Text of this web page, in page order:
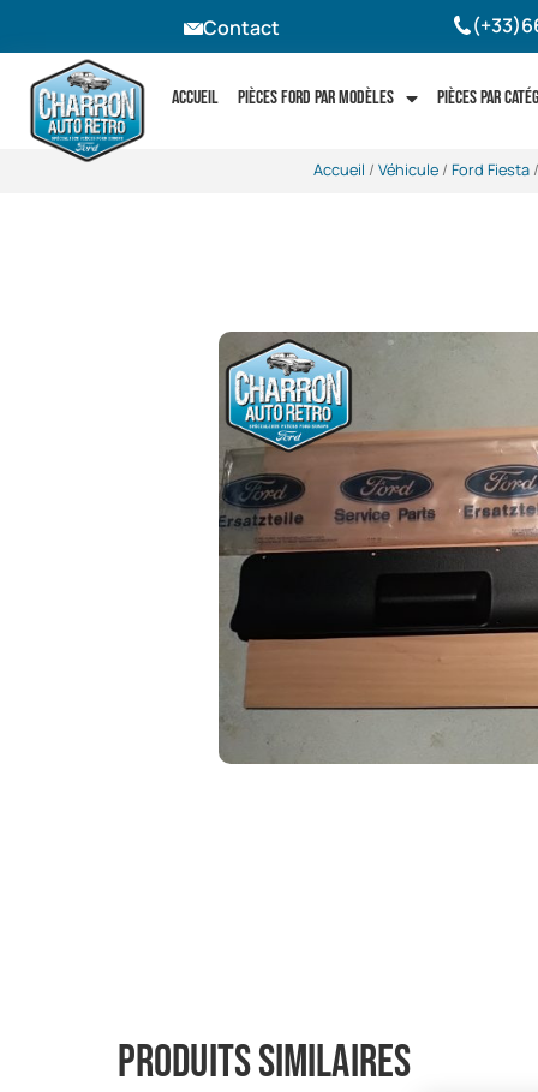
Contact
Accueil Pièces Ford par modèles Pièces par
Accueil / Véhicule/ Ford Fiesta/
Produits similaires